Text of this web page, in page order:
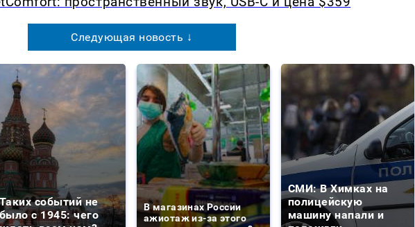
Следующая новость ↓
Таких событий не
было с 1945: чего
В магазинах России
ажиотаж из-за этого
СМИ: В Химках на
полицейскую
машину напали и